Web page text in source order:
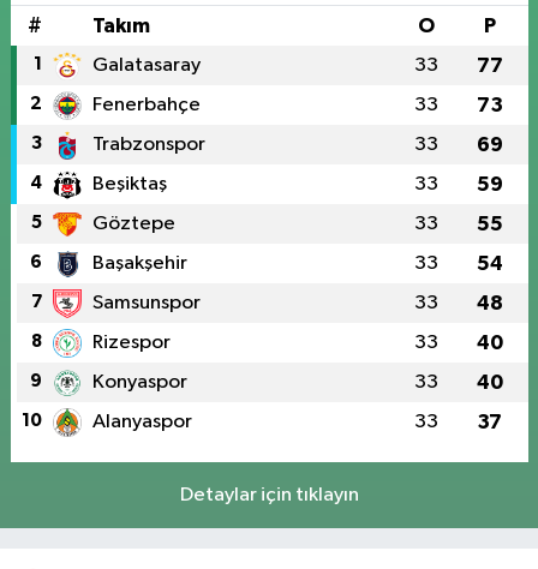
# Takım O P
1 Galatasaray 33 77
2 Fenerbahçe 33 73
3 Trabzonspor 33 69
4 Beşiktaş 33 59
5 Göztepe 33 55
6 Başakşehir 33 54
7 Samsunspor 33 48
8 Rizespor 33 40
9 Konyaspor 33 40
10 Alanyaspor 33 37
Detaylar için tıklayın